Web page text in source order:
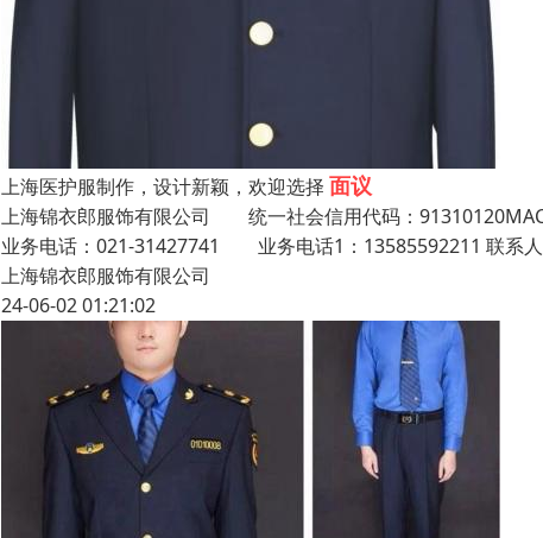
上海医护服制作，设计新颖，欢迎选择 面议
上海锦衣郎服饰有限公司 统一社会信用代码：
业务电话：021-31427741 业务电话1：13585592211 联
上海锦衣郎服饰有限公司
24-06-02 01:21:02